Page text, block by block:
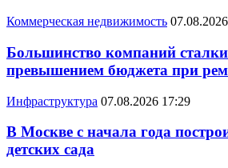
Коммерческая недвижимость
Большинство компаний
превышением бюджета при
Инфраструктура 07.08.2026 17:29
В Москве с начала года
детских сада